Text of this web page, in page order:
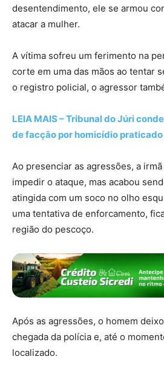
desentendimento, ele se armou
atacar a mulher.
A vítima sofreu um ferimento na
corte em uma das mãos ao tentar
o registro policial, o agressor
LEIA MAIS – Tribunal do Júri
de facção por homicídio praticado
Ao presenciar as agressões, a
impedir o ataque, mas acabou
atingida com um soco no olho
uma tentativa de enforcamento,
região do pescoço.
Após as agressões, o homem
chegada da polícia e, até o
localizado.